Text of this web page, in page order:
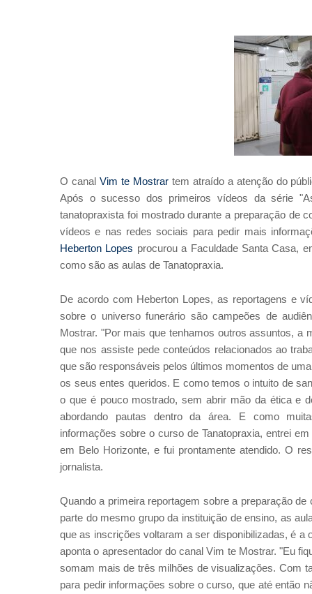
O canal Vim te Mostrartem atraído a atenção do
Após o sucesso dos primeiros vídeos da série
tanatopraxista foi mostrado durante a preparação de
vídeos e nas redes sociais para pedir mais
Heberton Lopes procurou a Faculdade Santa Casa,
como são as aulas de Tanatopraxia.
De acordo com Heberton Lopes, as reportagens e
sobre o universo funerário são campeões de
Mostrar. "Por mais que tenhamos outros assuntos, a
que nos assiste pede conteúdos relacionados ao
que são responsáveis pelos últimos momentos de
os seus entes queridos. E como temos o intuito de
o que é pouco mostrado, sem abrir mão da ética e
abordando pautas dentro da área. E como
informações sobre o curso de Tanatopraxia, entrei
em Belo Horizonte, e fui prontamente atendido. O
jornalista.
Quando a primeira reportagem sobre a preparação
parte do mesmo grupo da instituição de ensino, as
que as inscrições voltaram a ser disponibilizadas, é a
aponta o apresentador do canal Vim te Mostrar. "Eu
somam mais de três milhões de visualizações. Com
para pedir informações sobre o curso, que até então